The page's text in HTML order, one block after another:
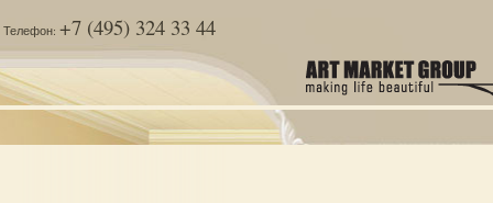
Телефон: +7 (495) 324 33 44